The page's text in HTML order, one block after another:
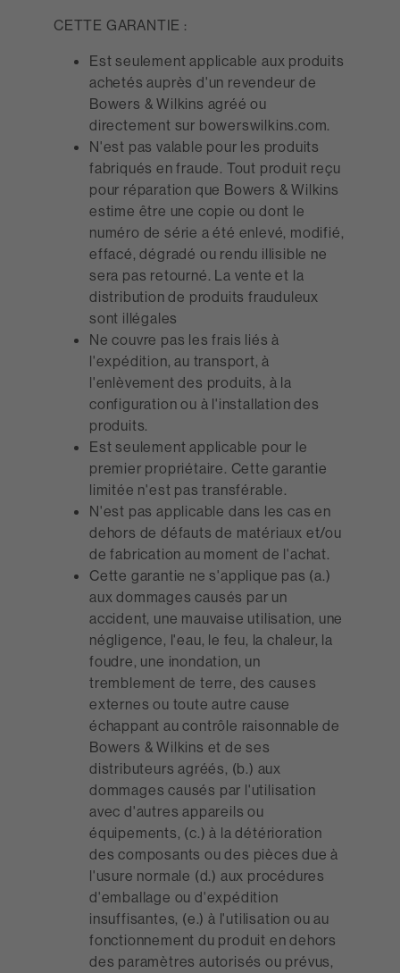
CETTE GARANTIE :
Est seulement applicable aux produits
achetés auprès d'un revendeur de
Bowers & Wilkins agréé ou
directement sur bowerswilkins.com.
N'est pas valable pour les produits
fabriqués en fraude. Tout produit reçu
pour réparation que Bowers & Wilkins
estime être une copie ou dont le
numéro de série a été enlevé, modifié,
effacé, dégradé ou rendu illisible ne
sera pas retourné. La vente et la
distribution de produits frauduleux
sont illégales
Ne couvre pas les frais liés à
l'expédition, au transport, à
l'enlèvement des produits, à la
configuration ou à l'installation des
produits.
Est seulement applicable pour le
premier propriétaire. Cette garantie
limitée n'est pas transférable.
N'est pas applicable dans les cas en
dehors de défauts de matériaux et/ou
de fabrication au moment de l'achat.
Cette garantie ne s'applique pas (a.)
aux dommages causés par un
accident, une mauvaise utilisation, une
négligence, l'eau, le feu, la chaleur, la
foudre, une inondation, un
tremblement de terre, des causes
externes ou toute autre cause
échappant au contrôle raisonnable de
Bowers & Wilkins et de ses
distributeurs agréés, (b.) aux
dommages causés par l'utilisation
avec d'autres appareils ou
équipements, (c.) à la détérioration
des composants ou des pièces due à
l'usure normale (d.) aux procédures
d'emballage ou d'expédition
insuffisantes, (e.) à l'utilisation ou au
fonctionnement du produit en dehors
des paramètres autorisés ou prévus,